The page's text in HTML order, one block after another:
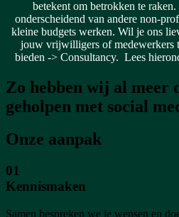
betekent om betrokken te
onderscheidend van andere non-
kleine budgets werken. Wil je ons
jouw vrijwilligers of medewerkers
bieden -> Consultancy. Lees
Zo hebben wij al meer
geholpen met social
Onze aanpak
01
Kennismaken
Samen bespreken we je wensen en